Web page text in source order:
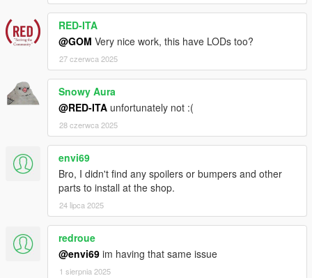
RED-ITA
@GOM Very nice work, this have LODs too?
27 czerwca 2025
Snowy Aura
@RED-ITA unfortunately not :(
28 czerwca 2025
envi69
Bro, I didn't find any spoilers or bumpers and other
parts to install at the shop.
24 lipca 2025
redroue
@envi69 im having that same issue
1 sierpnia 2025